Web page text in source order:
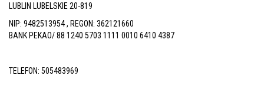
969
kontakt@auto-
26-
LUBLIN LUBELSKIE 20-819
NIP: 9482513954 , REGON: 362121660
BANK PEKAO/ 88 1240 5703 1111 0010 6410 4387
TELEFON: 505483969